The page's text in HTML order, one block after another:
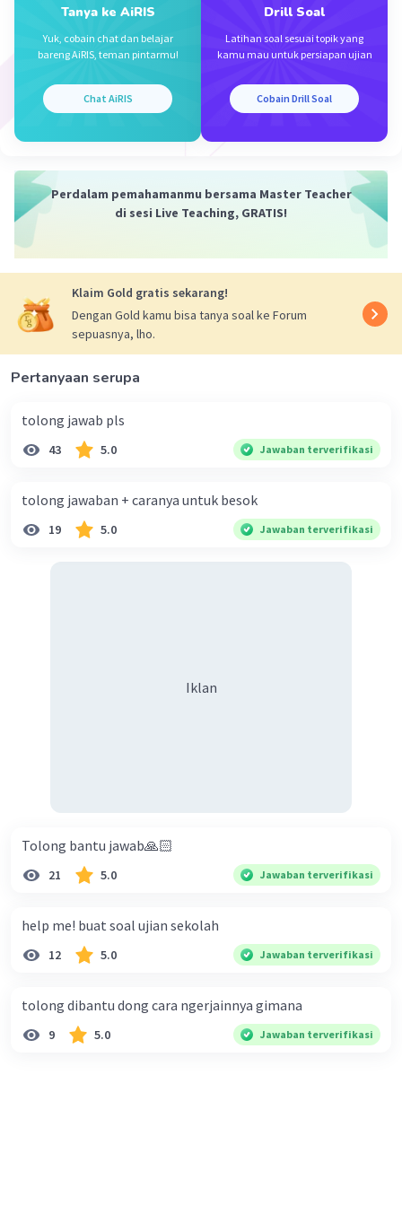
Tanya ke AiRIS
Yuk, cobain chat dan belajar
bareng AiRIS, teman pintarmu!
Chat AiRIS
Drill Soal
Latihan soal sesuai topik yang
kamu mau untuk persiapan ujian
Cobain Drill Soal
Perdalam pemahamanmu bersama Master Teacher
di sesi Live Teaching, GRATIS!
Klaim Gold gratis sekarang!
Dengan Gold kamu bisa tanya soal ke Forum
sepuasnya, lho.
Pertanyaan serupa
tolong jawab pls
43 5.0 Jawaban terverifikasi
tolong jawaban + caranya untuk besok
19 5.0 Jawaban terverifikasi
Iklan
Tolong bantu jawab🙏🏻
21 5.0 Jawaban terverifikasi
help me! buat soal ujian sekolah
12 5.0 Jawaban terverifikasi
tolong dibantu dong cara ngerjainnya gimana
9 5.0 Jawaban terverifikasi